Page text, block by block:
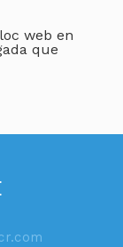
web en
que